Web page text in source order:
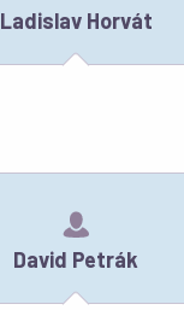
Ladislav Horvát
David Petrák